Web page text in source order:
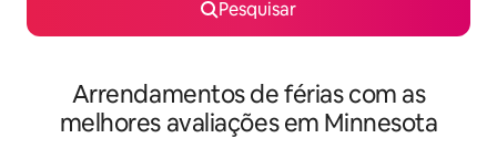
Pesquisar
Arrendamentos de férias com as
melhores avaliações em Minnesota